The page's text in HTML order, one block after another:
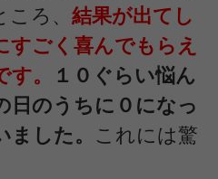
ろ、 結果が出てし
すごく喜んでもらえ
。
１０ぐらい悩ん
日のうちに０になっ
した。 これには驚